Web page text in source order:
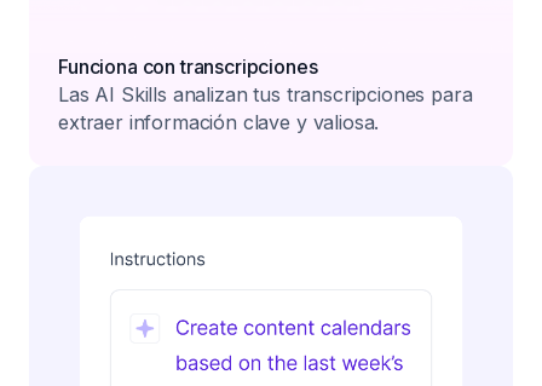
Funciona con transcripciones
Las AI Skills analizan tus transcripciones para
extraer información clave y valiosa.